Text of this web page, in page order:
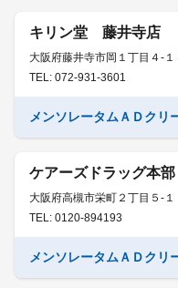
キリン堂 藤井寺店
大阪府藤井寺市岡１丁目４-１
TEL: 072-931-3601
メンソレータムＡＤク
ケアーズドラッグ本部
大阪府高槻市栄町２丁目５-１
TEL: 0120-894193
メンソレータムＡＤク